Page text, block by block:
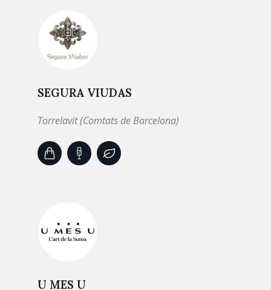
SEGURA VIUDAS
Torrelavit (Comtats de Barcelona)
U MES U